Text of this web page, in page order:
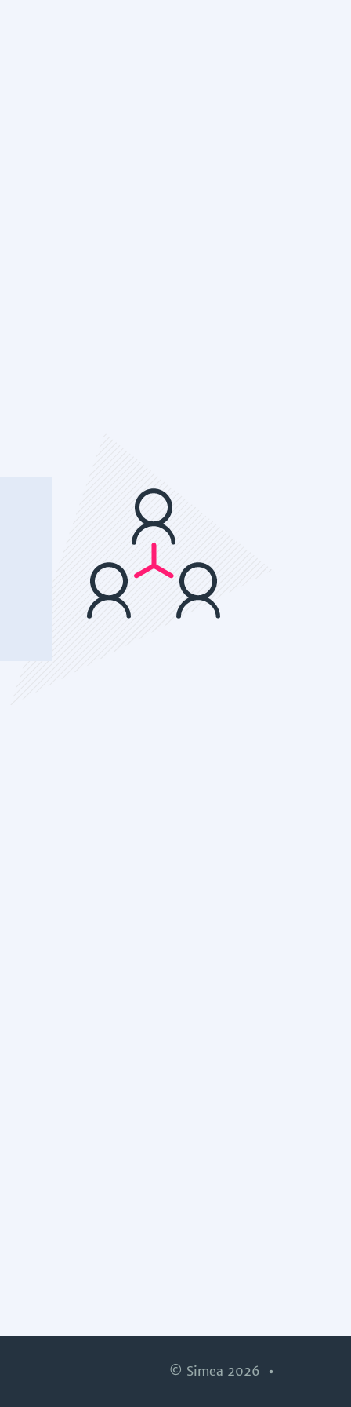
© Simea 2026